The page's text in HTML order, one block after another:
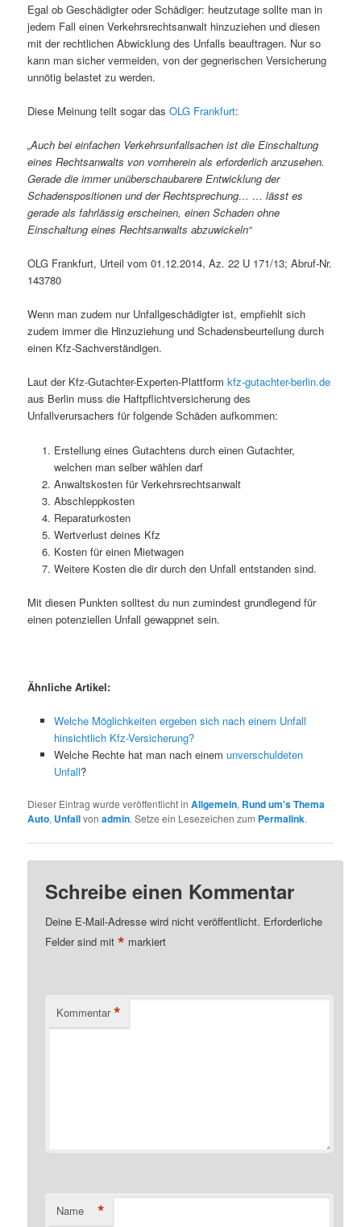
Egal ob Geschädigter oder Schädiger: heutzutage sollte man in
jedem Fall einen Verkehrsrechtsanwalt hinzuziehen und diesen
mit der rechtlichen Abwicklung des Unfalls beauftragen. Nur so
kann man sicher vermeiden, von der gegnerischen Versicherung
unnötig belastet zu werden.
Diese Meinung teilt sogar dasOLG Frankfurt:
„Auch bei einfachen Verkehrsunfallsachen ist die Einschaltung
eines Rechtsanwalts von vornherein als erforderlich anzusehen.
Gerade die immer unüberschaubarere Entwicklung der
Schadenspositionen und der Rechtsprechung… … lässt es
gerade als fahrlässig erscheinen, einen Schaden ohne
Einschaltung eines Rechtsanwalts abzuwickeln“
OLG Frankfurt, Urteil vom 01.12.2014, Az. 22 U 171/13; Abruf-Nr.
143780
Wenn man zudem nur Unfallgeschädigter ist, empfiehlt sich
zudem immer die Hinzuziehung und Schadensbeurteilung durch
einen Kfz-Sachverständigen.
Laut der Kfz-Gutachter-Experten-Plattformkfz-gutachter-berlin.de
aus Berlin muss die Haftpflichtversicherung des
Unfallverursachers für folgende Schäden aufkommen:
Erstellung eines Gutachtens durch einen Gutachter,
welchen man selber wählen darf
Anwaltskosten für Verkehrsrechtsanwalt
Abschleppkosten
Reparaturkosten
Wertverlust deines Kfz
Kosten für einen Mietwagen
Weitere Kosten die dir durch den Unfall entstanden sind.
Mit diesen Punkten solltest du nun zumindest grundlegend für
einen potenziellen Unfall gewappnet sein.
Ähnliche Artikel:
Welche Möglichkeiten ergeben sich nach einem Unfall
hinsichtlich Kfz-Versicherung?
Welche Rechte hat man nach einem unverschuldeten
Unfall?
Dieser Eintrag wurde veröffentlicht inAllgemein, Rund um's Thema
Auto, Unfallvonadmin. Setze ein Lesezeichen zum Permalink.
Schreibe einen Kommentar
Deine E-Mail-Adresse wird nicht veröffentlicht. Erforderliche
Felder sind mit* markiert
Kommentar *
Name *